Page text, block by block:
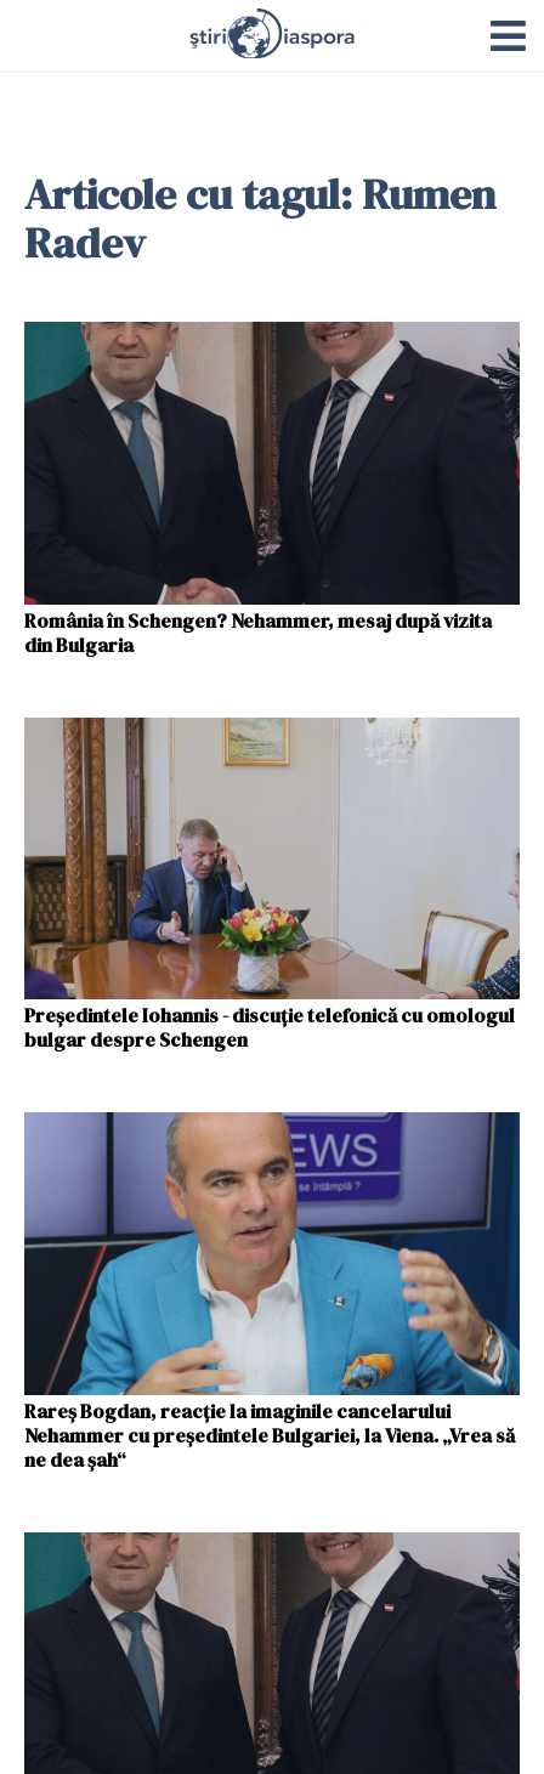
Articole cu tagul: Rumen
Radev
România în Schengen? Nehammer, mesaj după vizita
din Bulgaria
Preşedintele Iohannis - discuţie telefonică cu omologul
bulgar despre Schengen
Rareș Bogdan, reacție la imaginile cancelarului
Nehammer cu președintele Bulgariei, la Viena. „Vrea să
ne dea șah“